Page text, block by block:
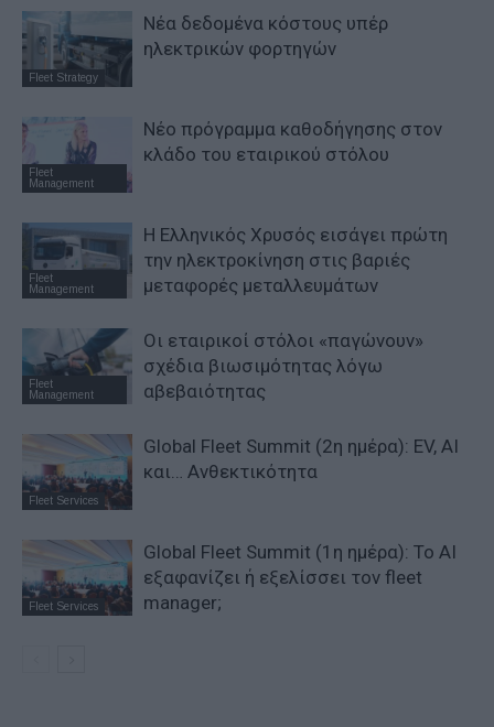
Fleet Strategy
Νέα δεδομένα κόστους υπέρ
ηλεκτρικών φορτηγών
Fleet
Management
Νέο πρόγραμμα καθοδήγησης στον
κλάδο του εταιρικού στόλου
Fleet
Management
Η Ελληνικός Χρυσός εισάγει πρώτη
την ηλεκτροκίνηση στις βαριές
μεταφορές μεταλλευμάτων
Fleet
Management
Οι εταιρικοί στόλοι «παγώνουν»
σχέδια βιωσιμότητας λόγω
αβεβαιότητας
Fleet Services
Global Fleet Summit (2η ημέρα): EV, AI
και… Ανθεκτικότητα
Fleet Services
Global Fleet Summit (1η ημέρα): Το ΑΙ
εξαφανίζει ή εξελίσσει τον fleet
manager;